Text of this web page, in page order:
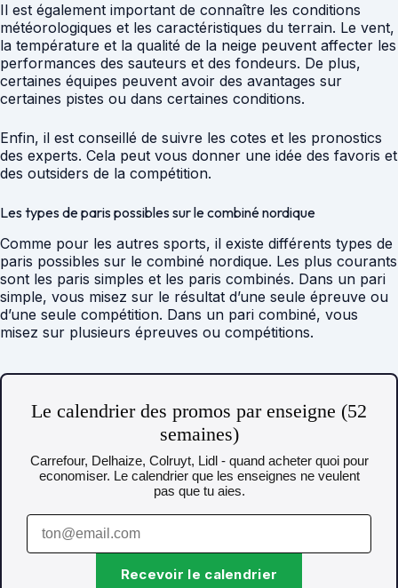
Il est également important de connaître les conditions
météorologiques et les caractéristiques du terrain. Le vent,
la température et la qualité de la neige peuvent affecter les
performances des sauteurs et des fondeurs. De plus,
certaines équipes peuvent avoir des avantages sur
certaines pistes ou dans certaines conditions.
Enfin, il est conseillé de suivre les cotes et les pronostics
des experts. Cela peut vous donner une idée des favoris et
des outsiders de la compétition.
Les types de paris possibles sur le combiné nordique
Comme pour les autres sports, il existe différents types de
paris possibles sur le combiné nordique. Les plus courants
sont les paris simples et les paris combinés. Dans un pari
simple, vous misez sur le résultat d’une seule épreuve ou
d’une seule compétition. Dans un pari combiné, vous
misez sur plusieurs épreuves ou compétitions.
Le calendrier des promos par enseigne (52
semaines)
Carrefour, Delhaize, Colruyt, Lidl - quand acheter quoi pour
economiser. Le calendrier que les enseignes ne veulent
pas que tu aies.
Recevoir le calendrier